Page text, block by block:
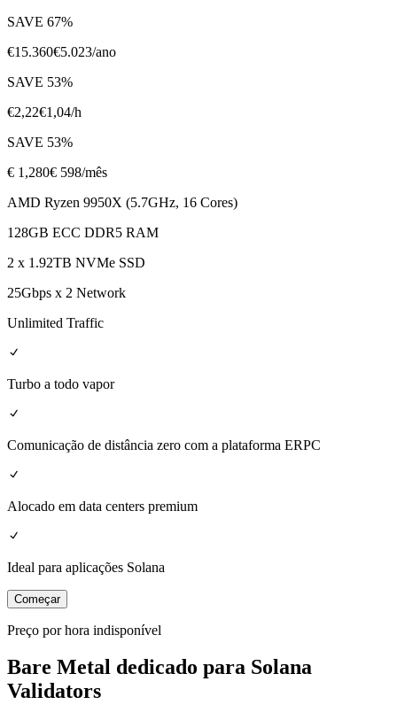
SAVE 67%
€15.360€5.023/ano
SAVE 53%
€2,22€1,04/h
SAVE 53%
€ 1,280€ 598/mês
AMD Ryzen 9950X (5.7GHz, 16 Cores)
128GB ECC DDR5 RAM
2 x 1.92TB NVMe SSD
25Gbps x 2 Network
Unlimited Traffic
Turbo a todo vapor
Comunicação de distância zero com a plataforma ERPC
Alocado em data centers premium
Ideal para aplicações Solana
Começar
Preço por hora indisponível
Bare Metal dedicado para Solana
Validators